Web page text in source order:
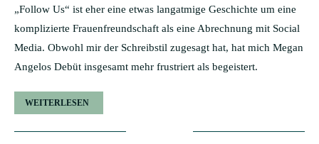
„Follow Us“ ist eher eine etwas langatmige Geschichte um eine
komplizierte Frauenfreundschaft als eine Abrechnung mit Social
Media. Obwohl mir der Schreibstil zugesagt hat, hat mich Megan
Angelos Debüt insgesamt mehr frustriert als begeistert.
WEITERLESEN